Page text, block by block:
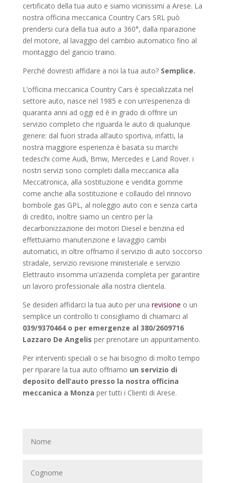
certificato della tua auto e siamo vicinissimi a Arese. La
nostra officina meccanica Country Cars SRL può
prendersi cura della tua auto a 360°, dalla riparazione
del motore, al lavaggio del cambio automatico fino al
montaggio del gancio traino.
Perché dovresti affidare a noi la tua auto? Semplice.
L’officina meccanica Country Cars è specializzata nel
settore auto, nasce nel 1985 e con un’esperienza di
quaranta anni ad oggi ed è in grado di offrire un
servizio completo che riguarda le auto di qualunque
genere: dal fuori strada all’auto sportiva, infatti, la
nostra maggiore esperienza è basata su marchi
tedeschi come Audi, Bmw, Mercedes e Land Rover. i
nostri servizi sono completi dalla meccanica alla
Meccatronica, alla sostituzione e vendita gomme
come anche alla sostituzione e collaudo del rinnovo
bombole gas GPL, al noleggio auto con e senza carta
di credito, inoltre siamo un centro per la
decarbonizzazione dei motori Diesel e benzina ed
effettuiamo manutenzione e lavaggio cambi
automatici, in oltre offriamo il servizio di auto soccorso
stradale, servizio revisione ministeriale e servizio
Elettrauto insomma un’azienda completa per garantire
un lavoro professionale alla nostra clientela.
Se desideri affidarci la tua auto per una revisione o un
semplice un controllo ti consigliamo di chiamarci al
039/9370464 o per emergenze al 380/2609716
Lazzaro De Angelis per prenotare un appuntamento.
Per interventi speciali o se hai bisogno di molto tempo
per riparare la tua auto offriamo un servizio di
deposito dell’auto presso la nostra officina
meccanica a Monza per tutti i Clienti di Arese.